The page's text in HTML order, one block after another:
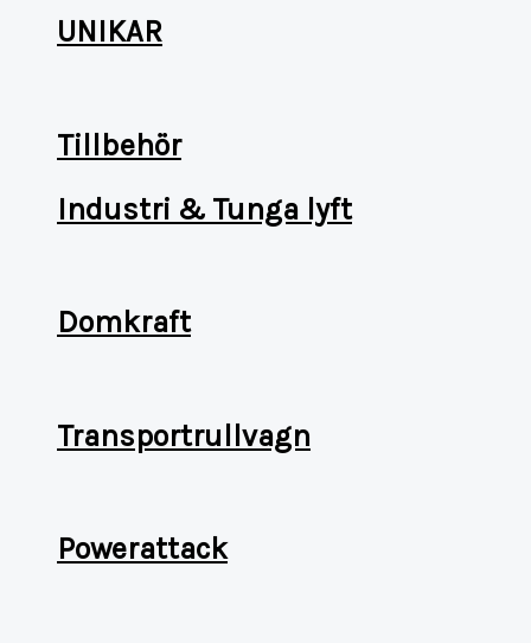
UNIKAR
Tillbehör
Industri & Tunga lyft
Domkraft
Transportrullvagn
Powerattack